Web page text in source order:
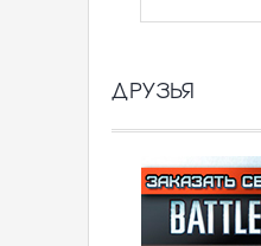
ДРУЗЬЯ